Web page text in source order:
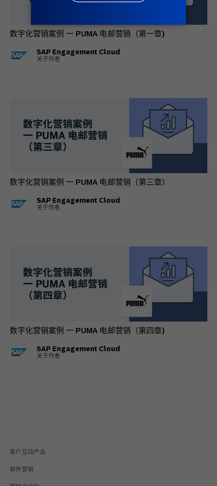
数字化营销案例 一 PUMA 电邮营销（第一章)
SAP Engagement Cloud
关于作者
数字化营销案例 一 PUMA 电邮营销（第三章）
SAP Engagement Cloud
关于作者
数字化营销案例 一 PUMA 电邮营销（第四章)
SAP Engagement Cloud
关于作者
客户互动产品
邮件营销